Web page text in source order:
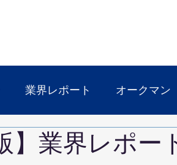
業界レポート オークマン
】業界レポー